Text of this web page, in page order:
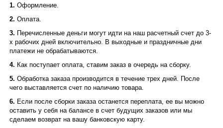
1. Оформление.
2. Оплата.
3. Перечисленные деньги могут идти на наш расчетный счет до 3-
х рабочих дней включительно. В выходные и праздничные дни
платежи не обрабатываются.
4. Как поступает оплата, ставим заказ в очередь на сборку.
5. Обработка заказа производится в течение трех дней. После
чего выставляется счет по наличию товара.
6. Если после сборки заказа останется переплата, ее вы можно
оставить у себя на балансе в счет будущих заказов или мы
сделаем возврат на вашу банковскую карту.